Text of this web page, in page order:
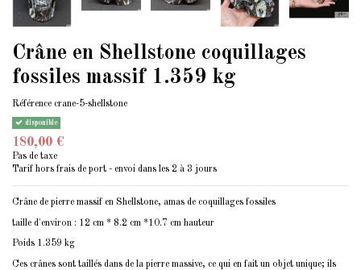
Crâne en Shellstone coquillages
fossiles massif 1.359 kg
Référence crane-5-shellstone
disponible
180,00 €
Pas de taxe
Tarif hors frais de port - envoi dans les 2 à 3 jours
Crâne de pierre massif en Shellstone, amas de coquillages fossiles
taille d'environ : 12 cm * 8.2 cm *10.7 cm hauteur
Poids 1.359 kg
Ces crânes sont taillés dans de la pierre massive, ce qui en fait un objet unique; ils